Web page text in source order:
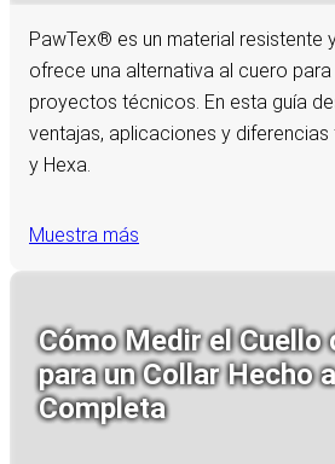
PawTex® es un material resistente
ofrece una alternativa al cuero
proyectos técnicos. En esta guía
ventajas, aplicaciones y
y Hexa.
Muestra más
Cómo Medir el Cuello
para un Collar Hecho
Completa